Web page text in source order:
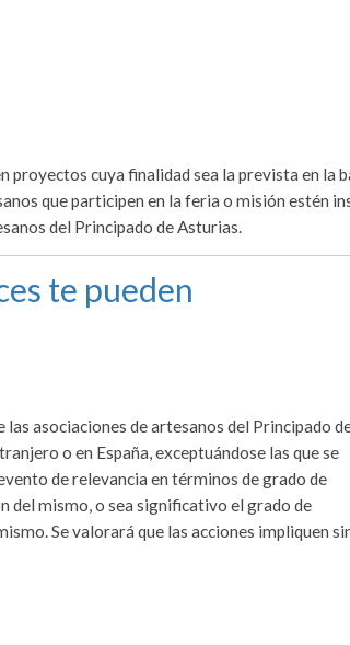
proyectos cuya finalidad sea la prevista en la
que participen en la feria o misión estén
del Principado de Asturias.
te pueden
asociaciones de artesanos del Principado
o en España, exceptuándose las que se
de relevancia en términos de grado de
del mismo, o sea significativo el grado de
Se valorará que las acciones impliquen